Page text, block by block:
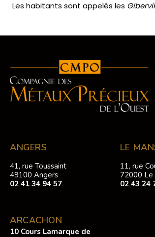
Les habitants sont appelés les
ANGERS
41, rue Toussaint
49100 Angers
02 41 34 94 57
ARCACHON
10 Cours Lamarque de
LE
11, rue
72000 Le
02 43 24